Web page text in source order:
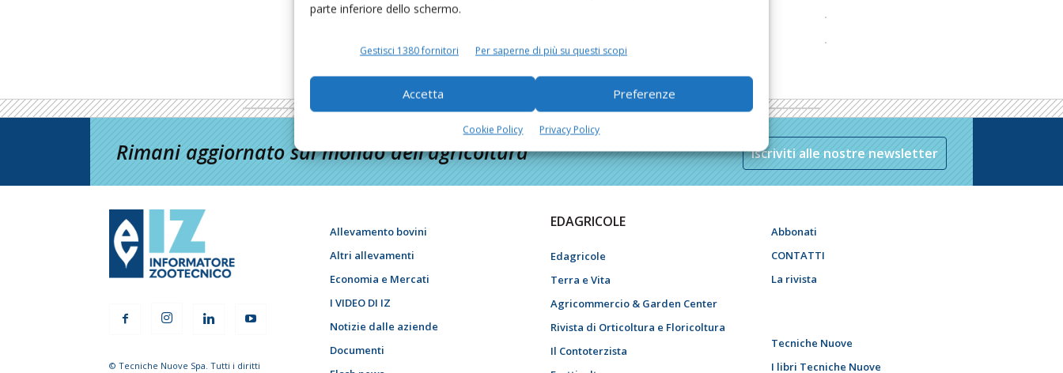
parte inferiore dello schermo.
Gestisci 1380 fornitori Per saperne di più su questi scopi
Accetta Preferenze
Cookie Policy Privacy Policy
Rimani aggiornato sul mondo dell’agricoltura Iscriviti alle nostre newsletter
© Tecniche Nuove Spa. Tutti i diritti
Allevamento bovini
Altri allevamenti
Economia e Mercati
I VIDEO DI IZ
Notizie dalle aziende
Documenti
EDAGRICOLE
Edagricole
Terra e Vita
Agricommercio & Garden Center
Rivista di Orticoltura e Floricoltura
Il Contoterzista
Abbonati
CONTATTI
La rivista
Tecniche Nuove
I libri Tecniche Nuove